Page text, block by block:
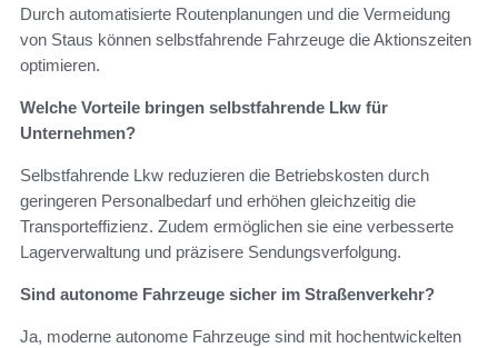
Durch automatisierte Routenplanungen und die Vermeidung
von Staus können selbstfahrende Fahrzeuge die Aktionszeiten
optimieren.
Welche Vorteile bringen selbstfahrende Lkw für
Unternehmen?
Selbstfahrende Lkw reduzieren die Betriebskosten durch
geringeren Personalbedarf und erhöhen gleichzeitig die
Transporteffizienz. Zudem ermöglichen sie eine verbesserte
Lagerverwaltung und präzisere Sendungsverfolgung.
Sind autonome Fahrzeuge sicher im Straßenverkehr?
Ja, moderne autonome Fahrzeuge sind mit hochentwickelten